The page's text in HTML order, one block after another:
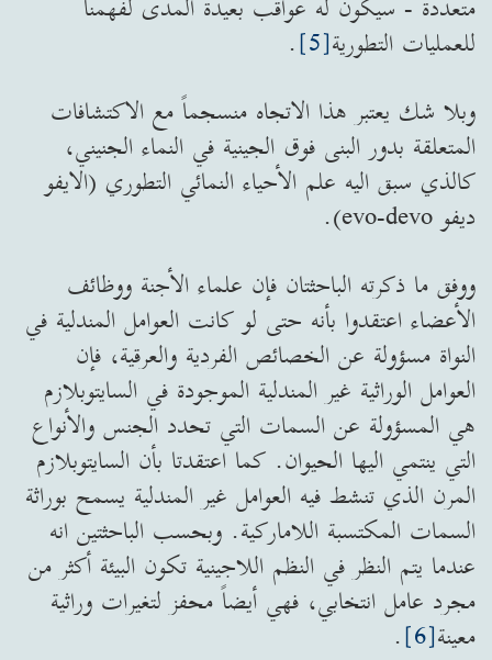
للعمليات التطورية[5]
.
وبلا شك يعتبر هذا الاتجاه منسجماً مع الاكتشافات
المتعلقة بدور البنى فوق الجينية في النماء الجنيني،
كالذي سبق اليه علم الأحياء النمائي التطوري (الايفو
ديفو evo-devo).
ووفق ما ذكرته الباحثتان فإن علماء الأجنة ووظائف
الأعضاء اعتقدوا بأنه حتى لو كانت العوامل المندلية في
النواة مسؤولة عن الخصائص الفردية والعرقية، فإن
العوامل الوراثية غير المندلية الموجودة في السايتوبلازم
هي المسؤولة عن السمات التي تحدد الجنس والأنواع
التي ينتمي اليها الحيوان. كما اعتقدتا بأن السايتوبلازم
المرن الذي تنشط فيه العوامل غير المندلية يسمح بوراثة
السمات المكتسبة اللاماركية. وبحسب الباحثتين انه
عندما يتم النظر في النظم اللاجينية تكون البيئة أكثر من
مجرد عامل انتخابي، فهي أيضاً محفز لتغيرات وراثية
معينة[6]
.